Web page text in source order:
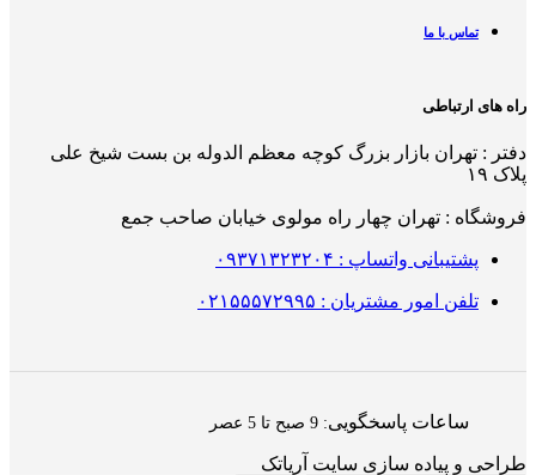
تماس با ما
راه های ارتباطی
دفتر : تهران بازار بزرگ کوچه معظم الدوله بن بست شیخ علی
پلاک ۱۹
فروشگاه : تهران چهار راه مولوی خیابان صاحب جمع
پشتیبانی واتساپ : ۰۹۳۷۱۳۲۳۲۰۴
تلفن امور مشتریان : ۰۲۱۵۵۵۷۲۹۹۵
ساعات پاسخگویی: 9 صبح تا 5 عصر
طراحی و پیاده سازی سایت آریاتک